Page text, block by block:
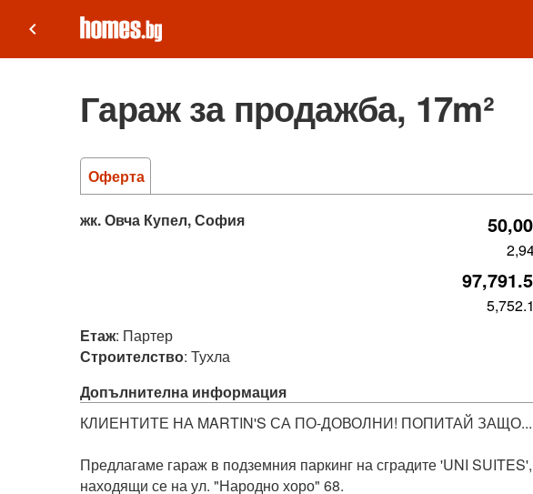
keyboard_arrow_left
Гараж за продажба, 17m²
Оферта
жк. Овча Купел, София
Етаж: Партер
Строителство: Тухла
Допълнителна информация
КЛИЕНТИТЕ НА MARTIN'S СА ПО-ДОВОЛНИ! ПОПИТАЙ
Предлагаме гараж в подземния паркинг на сградите 'UNI SUITES',
находящи се на ул. "Народно хоро" 68.